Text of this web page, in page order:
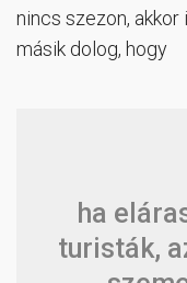
nincs szezon, akkor
másik dolog, hogy
ha
turisták,